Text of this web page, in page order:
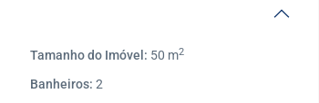
Tamanho do Imóvel: 50 m2
Banheiros: 2